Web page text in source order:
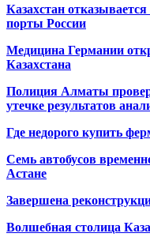
Казахстан
порты России
Медицина Германии
Казахстана
Полиция Алматы
утечке результатов
Где недорого купить
Семь автобусов
Астане
Завершена
Волшебная столица